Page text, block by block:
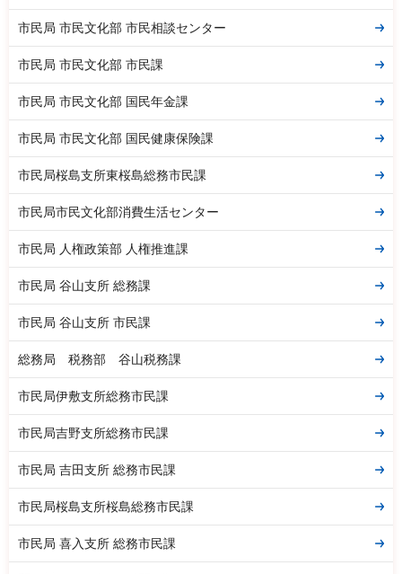
市民局 市民文化部 市民相談センター
市民局 市民文化部 市民課
市民局 市民文化部 国民年金課
市民局 市民文化部 国民健康保険課
市民局桜島支所東桜島総務市民課
市民局市民文化部消費生活センター
市民局 人権政策部 人権推進課
市民局 谷山支所 総務課
市民局 谷山支所 市民課
総務局 税務部 谷山税務課
市民局伊敷支所総務市民課
市民局吉野支所総務市民課
市民局 吉田支所 総務市民課
市民局桜島支所桜島総務市民課
市民局 喜入支所 総務市民課